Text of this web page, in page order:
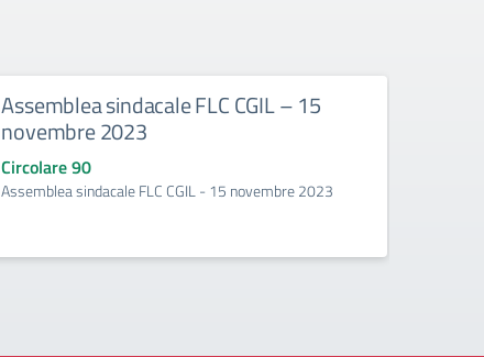
Assemblea sindacale FLC CGIL – 15
novembre 2023
Circolare 90
Assemblea sindacale FLC CGIL - 15 novembre 2023